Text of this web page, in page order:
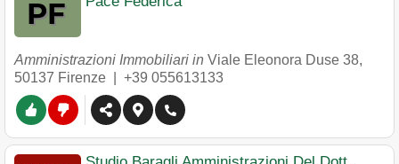
Amministrazioni Immobiliari in Viale Eleonora Duse 38,
50137 Firenze +39 055613133